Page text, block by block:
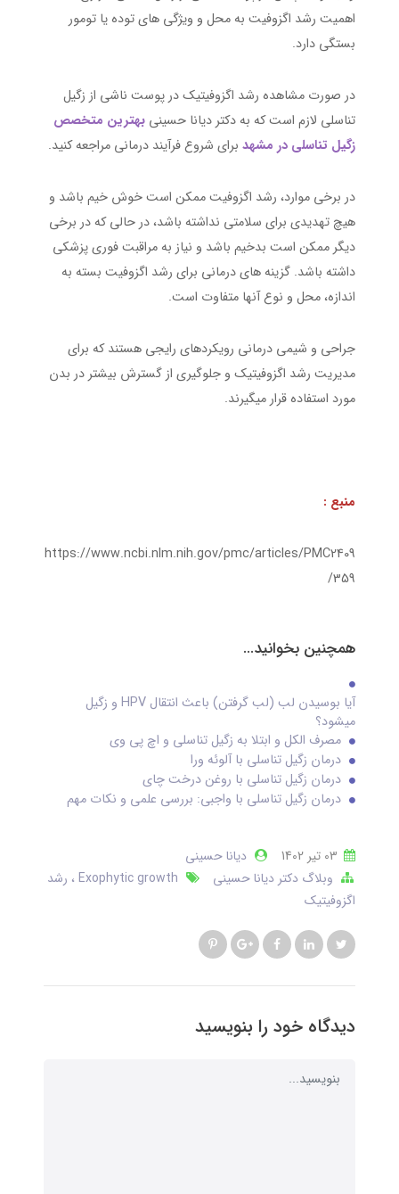
اهمیت رشد اگزوفیت به محل و ویژگی های توده یا تومور
بستگی دارد.
در صورت مشاهده رشد اگزوفیتیک در پوست ناشی از زگیل
تناسلی لازم است که به دکتر دیانا حسینی بهترین متخصص
زگیل تناسلی در مشهد برای شروع فرآیند درمانی مراجعه کنید.
در برخی موارد، رشد اگزوفیت ممکن است خوش خیم باشد و
هیچ تهدیدی برای سلامتی نداشته باشد، در حالی که در برخی
دیگر ممکن است بدخیم باشد و نیاز به مراقبت فوری پزشکی
داشته باشد. گزینه های درمانی برای رشد اگزوفیت بسته به
اندازه، محل و نوع آنها متفاوت است.
جراحی و شیمی درمانی رویکردهای رایجی هستند که برای
مدیریت رشد اگزوفیتیک و جلوگیری از گسترش بیشتر در بدن
مورد استفاده قرار میگیرند.
منبع :
https://www.ncbi.nlm.nih.gov/pmc/articles/PMC2409
359/
همچنین بخوانید...
آیا بوسیدن لب (لب گرفتن) باعث انتقال HPV و زگیل
میشود؟
مصرف الکل و ابتلا به زگیل تناسلی و اچ پی وی
درمان زگیل تناسلی با آلوئه ورا
درمان زگیل تناسلی با روغن درخت چای
درمان زگیل تناسلی با واجبی: بررسی علمی و نکات مهم
دیانا حسینی
وبلاگ دکتر دیانا حسینی
Exophytic growth رشد
اگزوفیتیک
دیدگاه خود را بنویسید